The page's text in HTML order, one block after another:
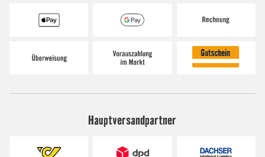
Hauptversandpartner